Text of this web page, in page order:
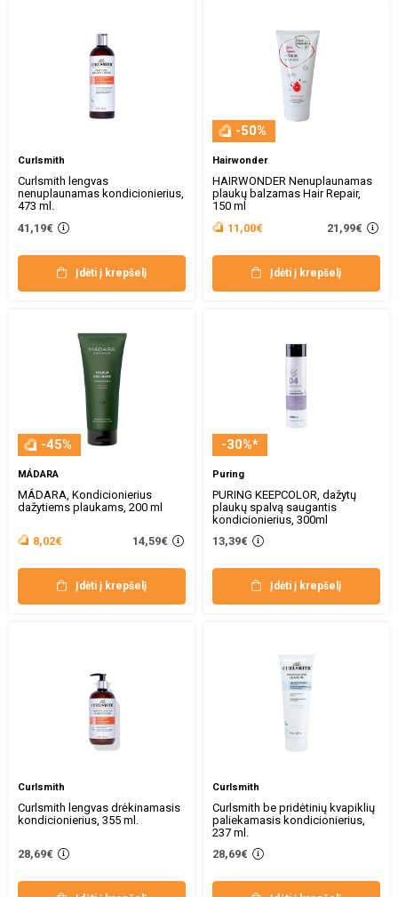
Curlsmith
Curlsmith lengvas
nenuplaunamas kondicionierius,
473 ml.
41,19€
Įdėti į krepšelį
-50%
Hairwonder
HAIRWONDER Nenuplaunamas
plaukų balzamas Hair Repair,
150 ml
11,00€
21,99€
Įdėti į krepšelį
-45%
MÁDARA
MÁDARA, Kondicionierius
dažytiems plaukams, 200 ml
8,02€ 14,59€
Įdėti į krepšelį
-30%*
Puring
PURING KEEPCOLOR, dažytų
plaukų spalvą saugantis
kondicionierius, 300ml
13,39€
Įdėti į krepšelį
Curlsmith
Curlsmith lengvas drėkinamasis
kondicionierius, 355 ml.
28,69€
Curlsmith
Curlsmith be pridėtinių kvapiklių
paliekamasis kondicionierius,
237 ml.
28,69€